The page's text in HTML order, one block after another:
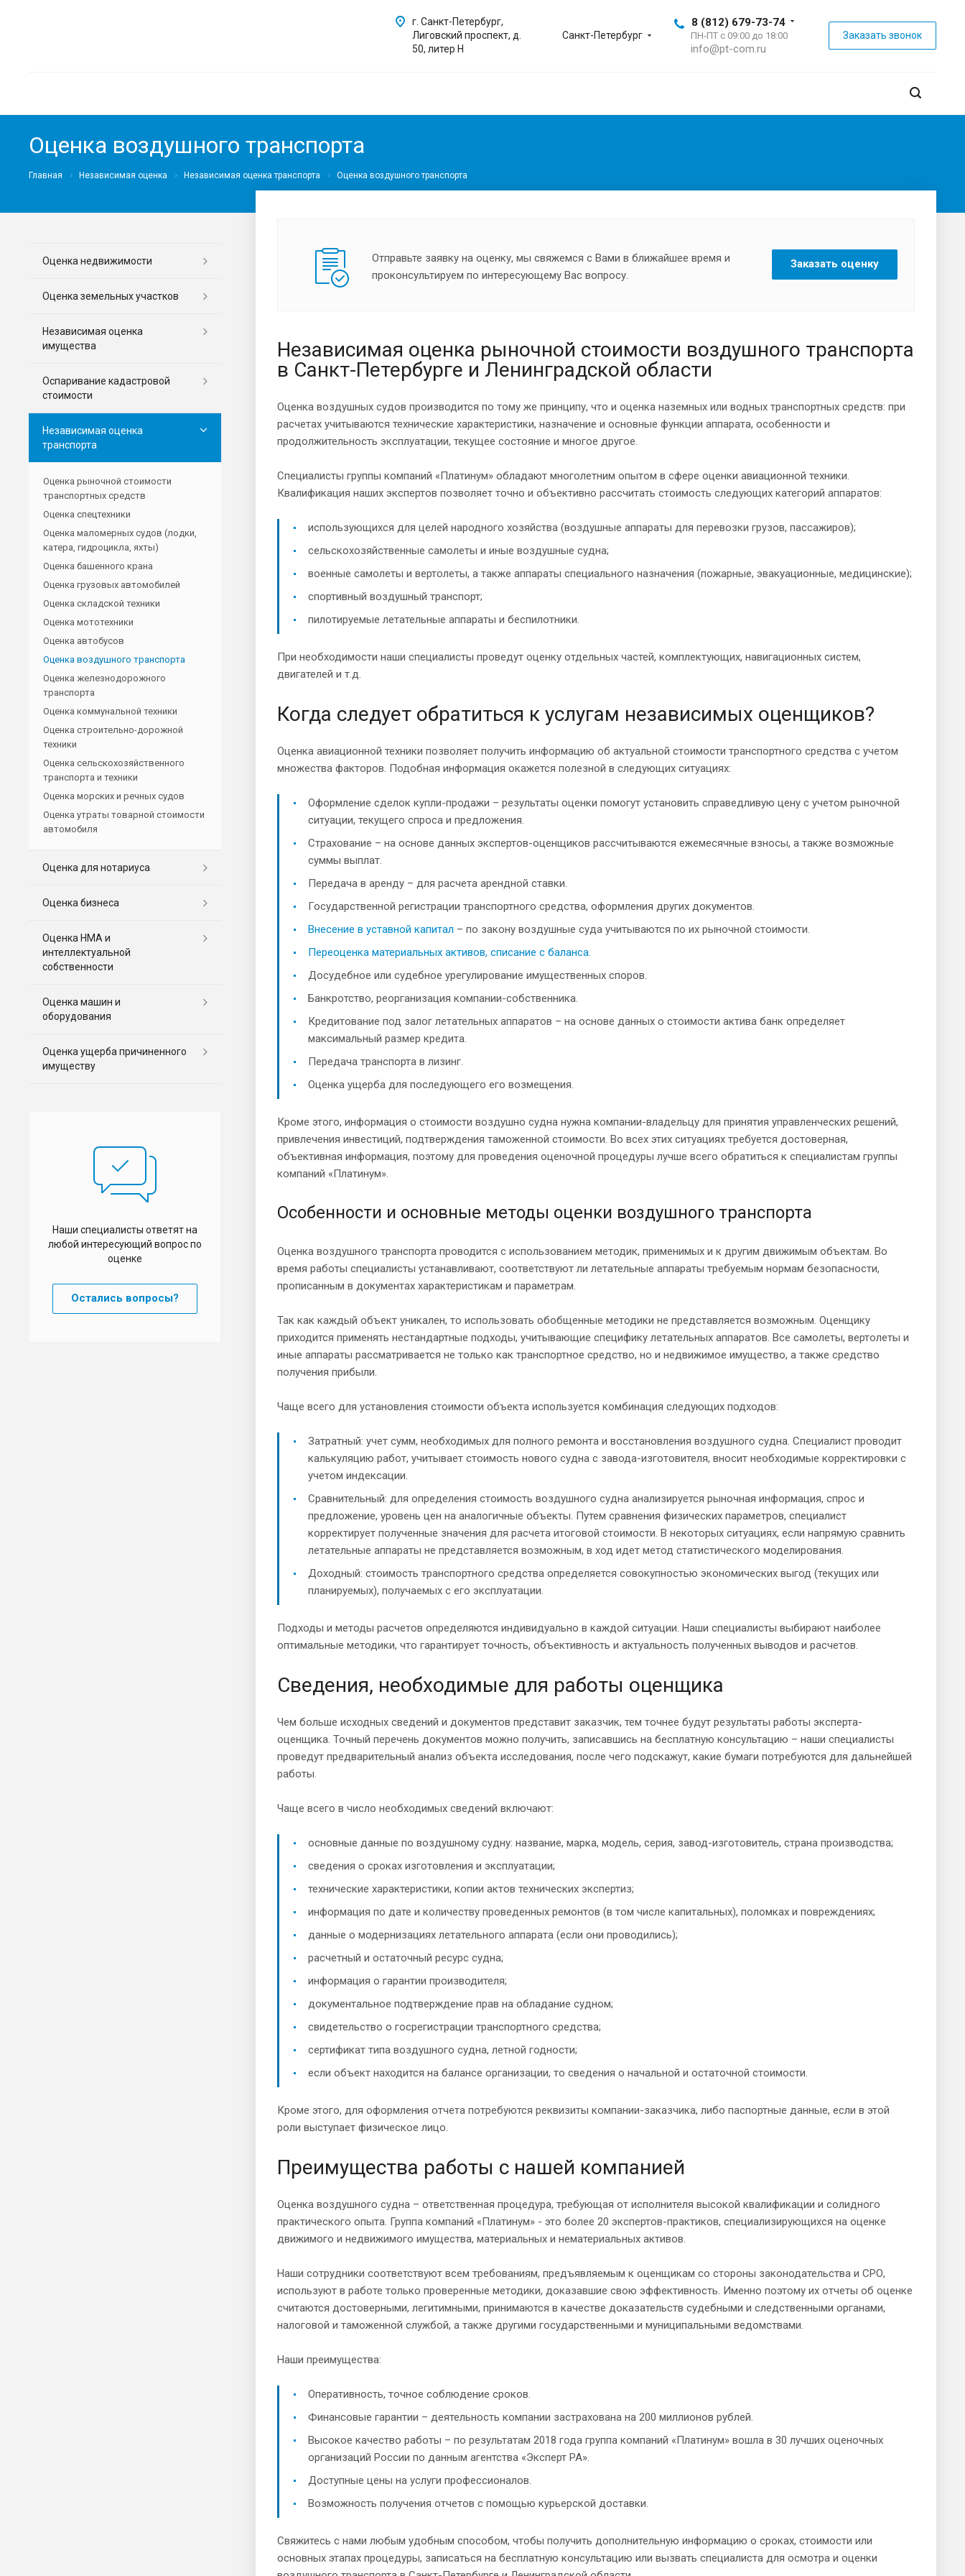
Санкт-Петербург
8 (812) 679-73-74
ПН-ПТ с 09:00 до 18:00
info@pt-com.ru
Заказать звонок
г. Санкт-Петербург,
Лиговский проспект, д.
50, литер Н
Оценка воздушного транспорта
Главная Независимая оценка Независимая оценка транспорта Оценка воздушного транспорта
Отправьте заявку на оценку, мы свяжемся с Вами в ближайшее время и
проконсультируем по интересующему Вас вопросу.
Заказать оценку
Независимая оценка рыночной стоимости воздушного транспорта
в Санкт-Петербурге и Ленинградской области
Оценка воздушных судов производится по тому же принципу, что и оценка наземных или водных транспортных средств: при
расчетах учитываются технические характеристики, назначение и основные функции аппарата, особенности и
продолжительность эксплуатации, текущее состояние и многое другое.
Специалисты группы компаний «Платинум» обладают многолетним опытом в сфере оценки авиационной техники.
Квалификация наших экспертов позволяет точно и объективно рассчитать стоимость следующих категорий аппаратов:
использующихся для целей народного хозяйства (воздушные аппараты для перевозки грузов, пассажиров);
сельскохозяйственные самолеты и иные воздушные судна;
военные самолеты и вертолеты, а также аппараты специального назначения (пожарные, эвакуационные, медицинские);
спортивный воздушный транспорт;
пилотируемые летательные аппараты и беспилотники.
При необходимости наши специалисты проведут оценку отдельных частей, комплектующих, навигационных систем,
двигателей и т.д.
Когда следует обратиться к услугам независимых оценщиков?
Оценка авиационной техники позволяет получить информацию об актуальной стоимости транспортного средства с учетом
множества факторов. Подобная информация окажется полезной в следующих ситуациях:
Оформление сделок купли-продажи – результаты оценки помогут установить справедливую цену с учетом рыночной
ситуации, текущего спроса и предложения.
Страхование – на основе данных экспертов-оценщиков рассчитываются ежемесячные взносы, а также возможные
суммы выплат.
Передача в аренду – для расчета арендной ставки.
Государственной регистрации транспортного средства, оформления других документов.
Внесение в уставной капитал – по закону воздушные суда учитываются по их рыночной стоимости.
Переоценка материальных активов, списание с баланса.
Досудебное или судебное урегулирование имущественных споров.
Банкротство, реорганизация компании-собственника.
Кредитование под залог летательных аппаратов – на основе данных о стоимости актива банк определяет
максимальный размер кредита.
Передача транспорта в лизинг.
Оценка ущерба для последующего его возмещения.
Кроме этого, информация о стоимости воздушно судна нужна компании-владельцу для принятия управленческих решений,
привлечения инвестиций, подтверждения таможенной стоимости. Во всех этих ситуациях требуется достоверная,
объективная информация, поэтому для проведения оценочной процедуры лучше всего обратиться к специалистам группы
компаний «Платинум».
Особенности и основные методы оценки воздушного транспорта
Оценка воздушного транспорта проводится с использованием методик, применимых и к другим движимым объектам. Во
время работы специалисты устанавливают, соответствуют ли летательные аппараты требуемым нормам безопасности,
прописанным в документах характеристикам и параметрам.
Так как каждый объект уникален, то использовать обобщенные методики не представляется возможным. Оценщику
приходится применять нестандартные подходы, учитывающие специфику летательных аппаратов. Все самолеты, вертолеты и
иные аппараты рассматривается не только как транспортное средство, но и недвижимое имущество, а также средство
получения прибыли.
Чаще всего для установления стоимости объекта используется комбинация следующих подходов:
Затратный: учет сумм, необходимых для полного ремонта и восстановления воздушного судна. Специалист проводит
калькуляцию работ, учитывает стоимость нового судна с завода-изготовителя, вносит необходимые корректировки с
учетом индексации.
Сравнительный: для определения стоимость воздушного судна анализируется рыночная информация, спрос и
предложение, уровень цен на аналогичные объекты. Путем сравнения физических параметров, специалист
корректирует полученные значения для расчета итоговой стоимости. В некоторых ситуациях, если напрямую сравнить
летательные аппараты не представляется возможным, в ход идет метод статистического моделирования.
Доходный: стоимость транспортного средства определяется совокупностью экономических выгод (текущих или
планируемых), получаемых с его эксплуатации.
Подходы и методы расчетов определяются индивидуально в каждой ситуации. Наши специалисты выбирают наиболее
оптимальные методики, что гарантирует точность, объективность и актуальность полученных выводов и расчетов.
Сведения, необходимые для работы оценщика
Чем больше исходных сведений и документов представит заказчик, тем точнее будут результаты работы эксперта-
оценщика. Точный перечень документов можно получить, записавшись на бесплатную консультацию – наши специалисты
проведут предварительный анализ объекта исследования, после чего подскажут, какие бумаги потребуются для дальнейшей
работы.
Чаще всего в число необходимых сведений включают:
основные данные по воздушному судну: название, марка, модель, серия, завод-изготовитель, страна производства;
сведения о сроках изготовления и эксплуатации;
технические характеристики, копии актов технических экспертиз;
информация по дате и количеству проведенных ремонтов (в том числе капитальных), поломках и повреждениях;
данные о модернизациях летательного аппарата (если они проводились);
расчетный и остаточный ресурс судна;
информация о гарантии производителя;
документальное подтверждение прав на обладание судном;
свидетельство о госрегистрации транспортного средства;
сертификат типа воздушного судна, летной годности;
если объект находится на балансе организации, то сведения о начальной и остаточной стоимости.
Кроме этого, для оформления отчета потребуются реквизиты компании-заказчика, либо паспортные данные, если в этой
роли выступает физическое лицо.
Преимущества работы с нашей компанией
Оценка воздушного судна – ответственная процедура, требующая от исполнителя высокой квалификации и солидного
практического опыта. Группа компаний «Платинум» - это более 20 экспертов-практиков, специализирующихся на оценке
движимого и недвижимого имущества, материальных и нематериальных активов.
Наши сотрудники соответствуют всем требованиям, предъявляемым к оценщикам со стороны законодательства и СРО,
используют в работе только проверенные методики, доказавшие свою эффективность. Именно поэтому их отчеты об оценке
считаются достоверными, легитимными, принимаются в качестве доказательств судебными и следственными органами,
налоговой и таможенной службой, а также другими государственными и муниципальными ведомствами.
Наши преимущества:
Оперативность, точное соблюдение сроков.
Финансовые гарантии – деятельность компании застрахована на 200 миллионов рублей.
Высокое качество работы – по результатам 2018 года группа компаний «Платинум» вошла в 30 лучших оценочных
организаций России по данным агентства «Эксперт РА».
Доступные цены на услуги профессионалов.
Возможность получения отчетов с помощью курьерской доставки.
Свяжитесь с нами любым удобным способом, чтобы получить дополнительную информацию о сроках, стоимости или
основных этапах процедуры, записаться на бесплатную консультацию или вызвать специалиста для осмотра и оценки
Оценка недвижимости
Оценка земельных участков
Независимая оценка
имущества
Оспаривание кадастровой
стоимости
Независимая оценка
транспорта
Оценка рыночной стоимости
транспортных средств
Оценка спецтехники
Оценка маломерных судов (лодки,
катера, гидроцикла, яхты)
Оценка башенного крана
Оценка грузовых автомобилей
Оценка складской техники
Оценка мототехники
Оценка автобусов
Оценка воздушного транспорта
Оценка железнодорожного
транспорта
Оценка коммунальной техники
Оценка строительно-дорожной
техники
Оценка сельскохозяйственного
транспорта и техники
Оценка морских и речных судов
Оценка утраты товарной стоимости
автомобиля
Оценка для нотариуса
Оценка бизнеса
Оценка НМА и
интеллектуальной
собственности
Оценка машин и
оборудования
Оценка ущерба причиненного
имуществу
Наши специалисты ответят на
любой интересующий вопрос по
оценке
Остались вопросы?